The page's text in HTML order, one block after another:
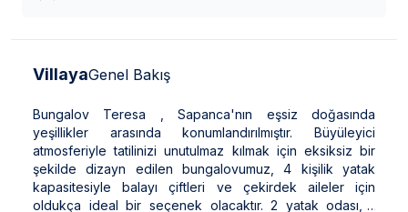
VillayaGenel Bakış
Bungalov Teresa , Sapanca'nın eşsiz doğasında
yeşillikler arasında konumlandırılmıştır. Büyüleyici
atmosferiyle tatilinizi unutulmaz kılmak için eksiksiz bir
şekilde dizayn edilen bungalovumuz, 4 kişilik yatak
kapasitesiyle balayı çiftleri ve çekirdek aileler için
oldukça ideal bir seçenek olacaktır. 2 yatak odası, 1